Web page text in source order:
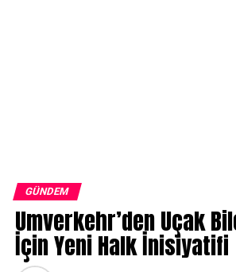
GÜNDEM
Umverkehr’den Uçak
İçin Yeni Halk İnisiyatifi